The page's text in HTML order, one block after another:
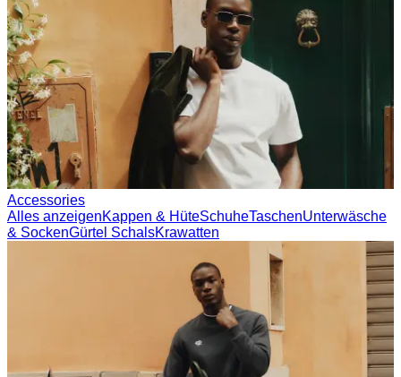
Accessories
Alles anzeigenKappen & Hüte SchuheTaschenUnterwäsche &
SockenGürtelSchalsKrawatten